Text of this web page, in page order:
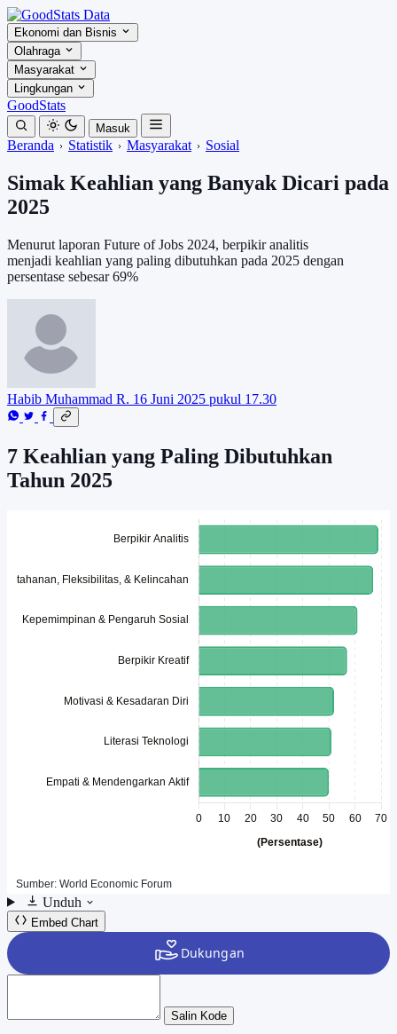
Ekonomi dan Bisnis
Olahraga
Masyarakat
Lingkungan
GoodStats
Masuk
Beranda Statistik Masyarakat Sosial
Simak Keahlian yang Banyak Dicari pada
2025
Menurut laporan Future of Jobs 2024, berpikir analitis
menjadi keahlian yang paling dibutuhkan pada 2025 dengan
persentase sebesar 69%
Habib Muhammad R. 16 Juni 2025 pukul 17.30
7 Keahlian yang Paling Dibutuhkan
Tahun 2025
Unduh
Embed Chart
Salin Kode